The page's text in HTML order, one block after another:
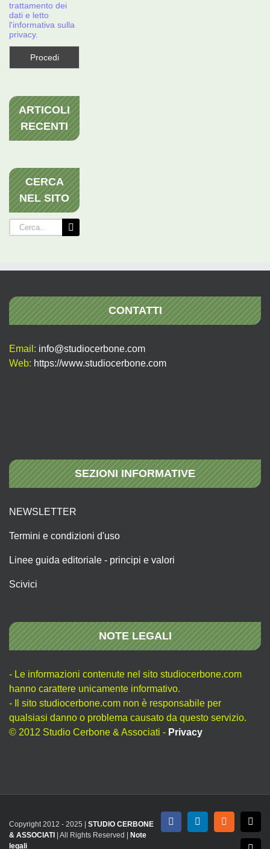
trattamento dei
dati e letto
l'informativa sulla
privacy.
ARTICOLI
RECENTI
CERCA
NEL SITO
Cerca
per:
CONTATTI
Email: info@studiocerbone.com
Web: https://www.studiocerbone.com
SEZIONI INFORMATIVE
NEWSLETTER
Termini e condizioni d'uso
Linee guida editoriale - principi e valori
Scivici
NOTE LEGALI
- Le informazioni contenute nel sito studiocerbone.com
hanno carattere unicamente informativo.
- Il sito studiocerbone.com non è responsabile per
qualsiasi danno o problema causato da questo servizio.
© 2012 Studio Cerbone & Associati - Privacy
Copyright 2012 - 2025 | STUDIO CERBONE
& ASSOCIATI
| All Rights Reserved |
Note
legali
FacebookLinkedInRss X